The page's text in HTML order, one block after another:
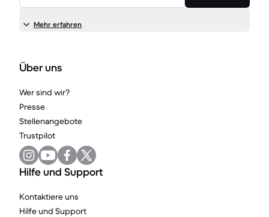
Mehr erfahren
Über uns
Wer sind wir?
Presse
Stellenangebote
Trustpilot
Hilfe und Support
Kontaktiere uns
Hilfe und Support